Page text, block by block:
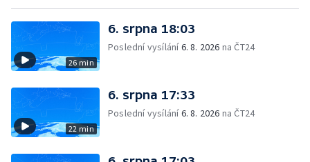
26 min
6. srpna 18:03
Poslední vysílání6. 8. 2026 na ČT24
22 min
6. srpna 17:33
Poslední vysílání6. 8. 2026 na ČT24